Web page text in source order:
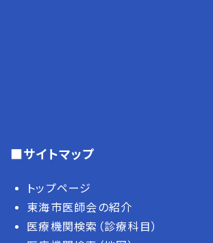
■サイトマップ
トップページ
東海市医師会の紹介
医療機関検索（診療科目）